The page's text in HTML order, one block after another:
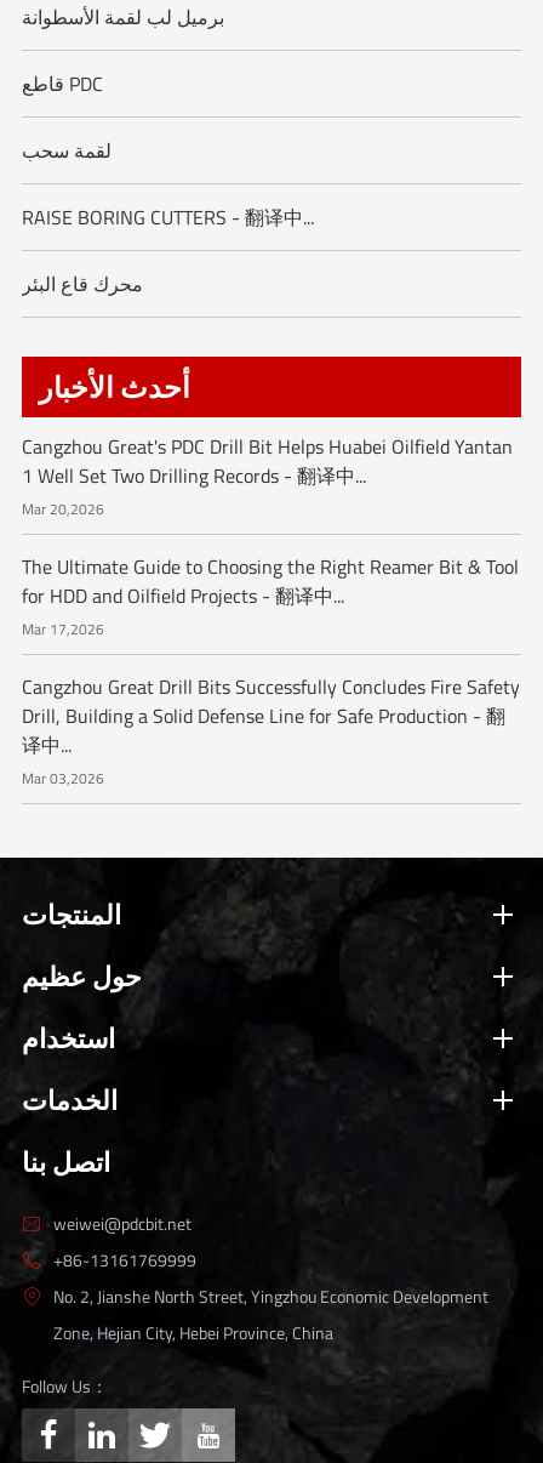
برميل لب لقمة الأسطوانة
قاطع PDC
لقمة سحب
RAISE BORING CUTTERS - 翻译中...
محرك قاع البئر
أحدث الأخبار
Cangzhou Great's PDC Drill Bit Helps Huabei Oilfield Yantan
1 Well Set Two Drilling Records - 翻译中...
Mar 20,2026
The Ultimate Guide to Choosing the Right Reamer Bit & Tool
for HDD and Oilfield Projects - 翻译中...
Mar 17,2026
Cangzhou Great Drill Bits Successfully Concludes Fire Safety
Drill, Building a Solid Defense Line for Safe Production - 翻
译中...
Mar 03,2026
المنتجات
حول عظيم
استخدام
الخدمات
اتصل بنا
 weiwei@pdcbit.net
 +86-13161769999

No. 2, Jianshe North Street, Yingzhou Economic Development
Zone, Hejian City, Hebei Province, China
Follow Us：
   